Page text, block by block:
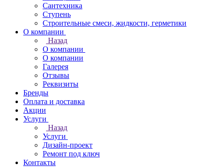
Сантехника
Ступень
Строительные смеси, жидкости, герметики
О компании
Назад
О компании
О компании
Галерея
Отзывы
Реквизиты
Бренды
Оплата и доставка
Акции
Услуги
Назад
Услуги
Дизайн-проект
Ремонт под ключ
Контакты